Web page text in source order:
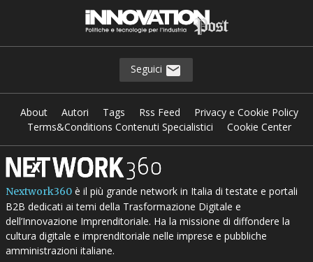
Seguici
About Autori Tags Rss Feed
Privacy e Cookie Policy
Terms&Conditions Contenuti Specialistici
Cookie Center
Nextwork360è il più grande network in Italia di testate e portali
B2B dedicati ai temi della Trasformazione Digitale e
dell’Innovazione Imprenditoriale. Ha la missione di diffondere la
cultura digitale e imprenditoriale nelle imprese e pubbliche
amministrazioni italiane.